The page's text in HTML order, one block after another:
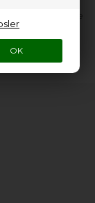
til ditt
. Husk å opplyse
fratypeskiltet